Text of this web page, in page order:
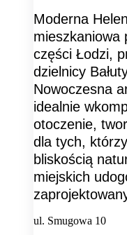
Moderna
mieszkaniowa
części Łodzi,
dzielnicy
Nowoczesna
idealnie
otoczenie,
dla tych,
bliskością
miejskich
ul. Smugowa 10